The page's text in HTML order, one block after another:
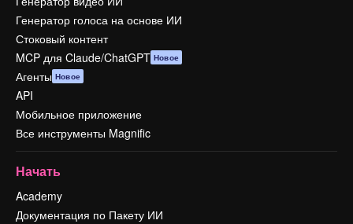
Генератор голоса на основе ИИ
Стоковый контент
MCP для Claude/ChatGPT Новое
Агенты Новое
API
Мобильное приложение
Все инструменты Magnific
Начать
Academy
Документация по Пакету ИИ